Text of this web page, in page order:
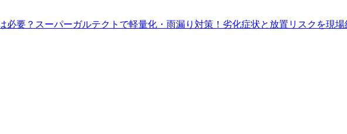
必要？スーパーガルテクトで軽量化・雨漏り対策！劣化症状と放置リスクを現場